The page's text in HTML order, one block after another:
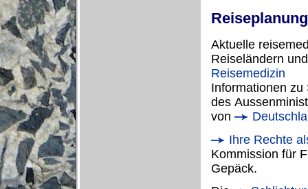
Aktuelle
Reiseländern
Reisemedizin
Informationen zu
des
von
Ihre Rechte
Kommission für
Gepäck.